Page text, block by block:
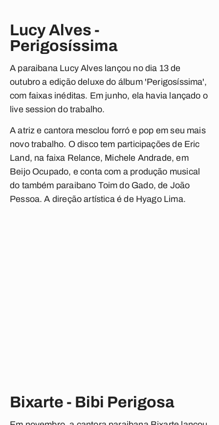
Lucy Alves -
Perigosíssima
A paraibana Lucy Alves lançou no dia 13 de
outubro a edição deluxe do álbum 'Perigosíssima',
com faixas inéditas. Em junho, ela havia lançado o
live session do trabalho.
A atriz e cantora mesclou forró e pop em seu mais
novo trabalho. O disco tem participações de Eric
Land, na faixa Relance, Michele Andrade, em
Beijo Ocupado, e conta com a produção musical
do também paraibano Toim do Gado, de João
Pessoa. A direção artística é de Hyago Lima.
Bixarte - Bibi Perigosa